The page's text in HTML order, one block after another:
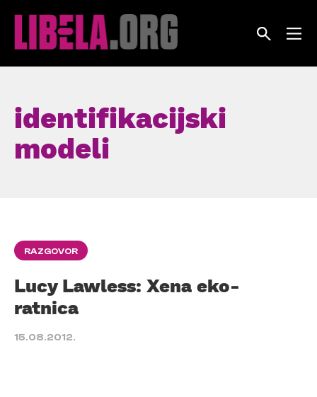
identifikacijski
modeli
RAZGOVOR
Lucy Lawless: Xena eko-
ratnica
15.08.2012.